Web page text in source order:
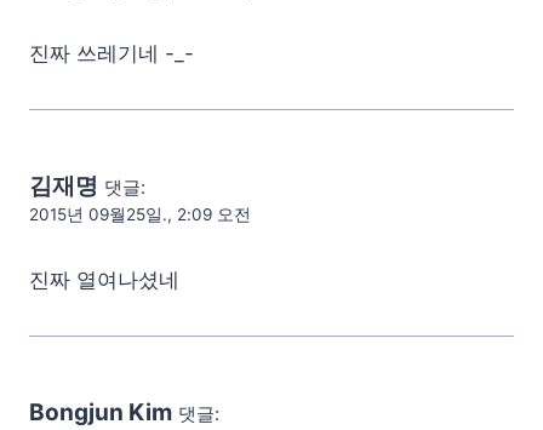
진짜 쓰레기네 -_-
김재명 댓글:
2015년 09월25일., 2:09 오전
진짜 열여나셨네
Bongjun Kim 댓글: